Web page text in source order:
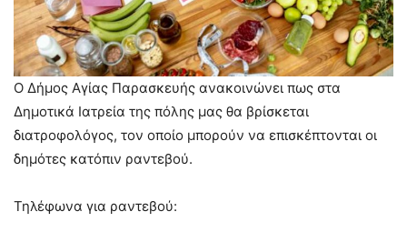
Ο Δήμος Αγίας Παρασκευής ανακοινώνει πως στα
Δημοτικά Ιατρεία της πόλης μας θα βρίσκεται
διατροφολόγος, τον οποίο μπορούν να επισκέπτονται οι
δημότες κατόπιν ραντεβού.
Τηλέφωνα για ραντεβού: